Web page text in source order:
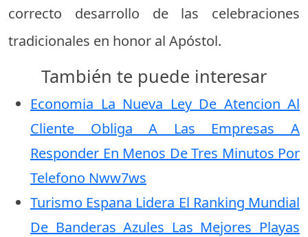
correcto desarrollo de las celebraciones
tradicionales en honor al Apóstol.
También te puede interesar
Economia La Nueva Ley De Atencion Al
Cliente Obliga A Las Empresas A
Responder En Menos De Tres Minutos Por
Telefono Nww7ws
Turismo Espana Lidera El Ranking Mundial
De Banderas Azules Las Mejores Playas